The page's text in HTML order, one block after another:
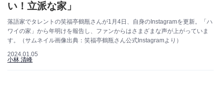
い！立派な家」
落語家でタレントの笑福亭鶴瓶さんが1月4日、自身のInstagramを更新。「ハ
ワイの家」から年明けを報告し、ファンからはさまざまな声が上がっていま
す。（サムネイル画像出典：笑福亭鶴瓶さん公式Instagramより）
2024.01.05
小林 清峰